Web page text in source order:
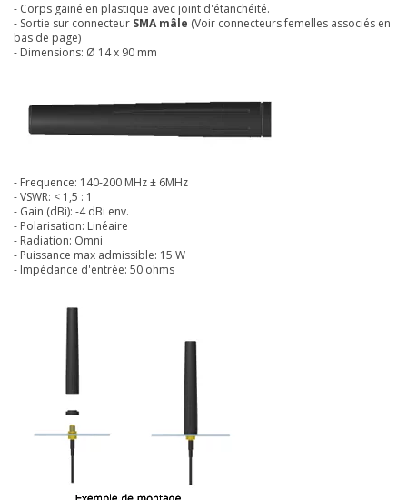
- Corps gainé en plastique avec joint d'étanchéité.
- Sortie sur connecteur SMA mâle (Voir connecteurs femelles associés en
bas de page)
- Dimensions: Ø 14 x 90 mm
- Frequence: 140-200 MHz ± 6MHz
- VSWR: < 1,5 : 1
- Gain (dBi): -4 dBi env.
- Polarisation: Linéaire
- Radiation: Omni
- Puissance max admissible: 15 W
- Impédance d'entrée: 50 ohms